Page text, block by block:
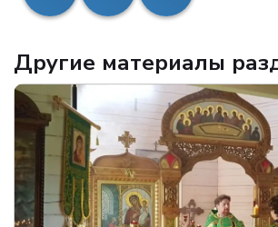
Другие материалы